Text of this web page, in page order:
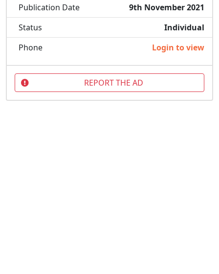
Publication Date
9th November 2021
Status
Individual
Phone
Login to view
REPORT THE AD